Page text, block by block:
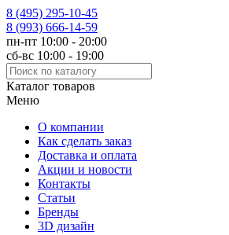
8 (495) 295-10-45
8 (993) 666-14-59
пн-пт 10:00 - 20:00
сб-вс 10:00 - 19:00
Каталог товаров
Меню
О компании
Как сделать заказ
Доставка и оплата
Акции и новости
Контакты
Статьи
Бренды
3D дизайн